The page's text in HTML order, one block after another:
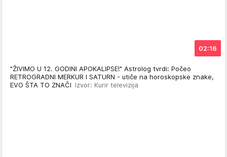
02:16
"ŽIVIMO U 12. GODINI APOKALIPSE!" Astrolog tvrdi: Počeo
RETROGRADNI MERKUR I SATURN - utiče na horoskopske znake,
EVO ŠTA TO ZNAČI Izvor: Kurir televizija